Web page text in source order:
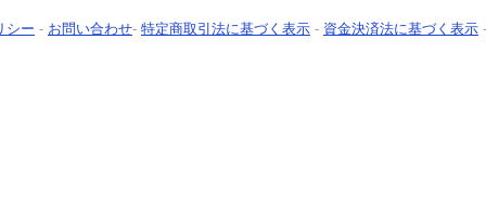
シー - お問い合わせ- 特定商取引法に基づく表示 - 資金決済法に基づく表示 -